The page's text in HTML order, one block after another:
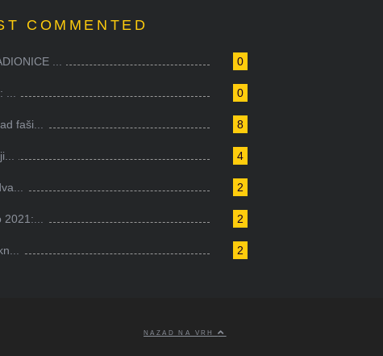
COMMENTED
0
...
0
8
faši...
4
2
2
2
NAZAD NA VRH